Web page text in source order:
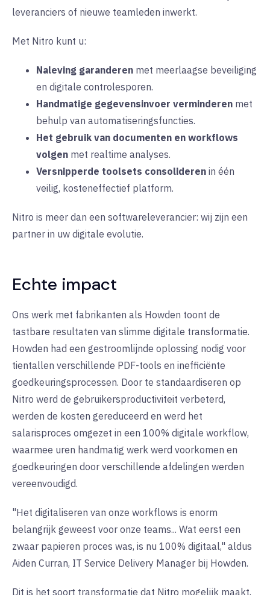
leveranciers of nieuwe teamleden inwerkt.
Met Nitro kunt u:
Naleving garanderen met meerlaagse beveiliging
en digitale controlesporen.
Handmatige gegevensinvoer verminderen met
behulp van automatiseringsfuncties.
Het gebruik van documenten en workflows
volgen met realtime analyses.
Versnipperde toolsets consolideren in één
veilig, kosteneffectief platform.
Nitro is meer dan een softwareleverancier: wij zijn een
partner in uw digitale evolutie.
Echte impact
Ons werk met fabrikanten als Howden toont de
tastbare resultaten van slimme digitale transformatie.
Howden had een gestroomlijnde oplossing nodig voor
tientallen verschillende PDF-tools en inefficiënte
goedkeuringsprocessen. Door te standaardiseren op
Nitro werd de gebruikersproductiviteit verbeterd,
werden de kosten gereduceerd en werd het
salarisproces omgezet in een 100% digitale workflow,
waarmee uren handmatig werk werd voorkomen en
goedkeuringen door verschillende afdelingen werden
vereenvoudigd.
"Het digitaliseren van onze workflows is enorm
belangrijk geweest voor onze teams... Wat eerst een
zwaar papieren proces was, is nu 100% digitaal," aldus
Aiden Curran, IT Service Delivery Manager bij Howden.
Dit is het soort transformatie dat Nitro mogelijk maakt,